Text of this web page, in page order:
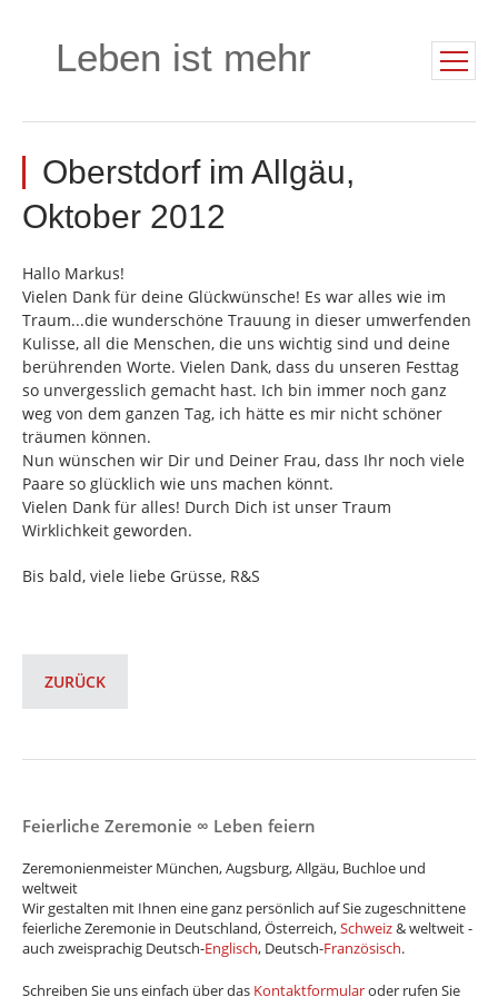
Leben ist mehr
Oberstdorf im Allgäu,
Oktober 2012
Hallo Markus!
Vielen Dank für deine Glückwünsche! Es war alles wie im
Traum...die wunderschöne Trauung in dieser umwerfenden
Kulisse, all die Menschen, die uns wichtig sind und deine
berührenden Worte. Vielen Dank, dass du unseren Festtag
so unvergesslich gemacht hast. Ich bin immer noch ganz
weg von dem ganzen Tag, ich hätte es mir nicht schöner
träumen können.
Nun wünschen wir Dir und Deiner Frau, dass Ihr noch viele
Paare so glücklich wie uns machen könnt.
Vielen Dank für alles! Durch Dich ist unser Traum
Wirklichkeit geworden.
Bis bald, viele liebe Grüsse, R&S
ZURÜCK
Feierliche Zeremonie ∞ Leben feiern
Zeremonienmeister München, Augsburg, Allgäu, Buchloe und
weltweit
Wir gestalten mit Ihnen eine ganz persönlich auf Sie zugeschnittene
feierliche Zeremonie in Deutschland, Österreich,Schweiz& weltweit -
auch zweisprachig Deutsch-Englisch, Deutsch-Französisch.
Schreiben Sie uns einfach über das Kontaktformularoder rufen Sie